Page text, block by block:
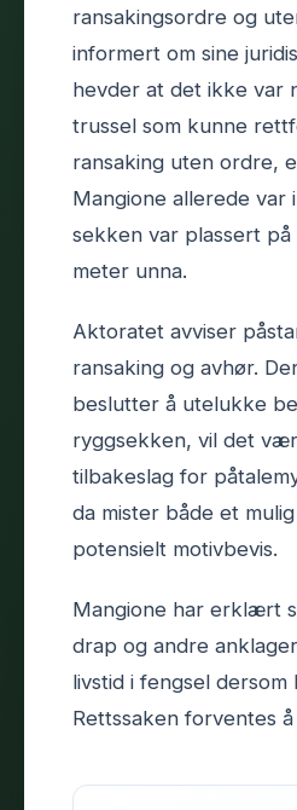
ransakingsordre og
informert om sine
hevder at det ikke var
trussel som kunne
ransaking uten ordre,
Mangione allerede var
sekken var plassert
meter unna.
Aktoratet avviser
ransaking og avhør.
beslutter å utelukke
ryggsekken, vil det
tilbakeslag for
da mister både et
potensielt motivbevis.
Mangione har erklært
drap og andre
livstid i fengsel dersom
Rettssaken forventes